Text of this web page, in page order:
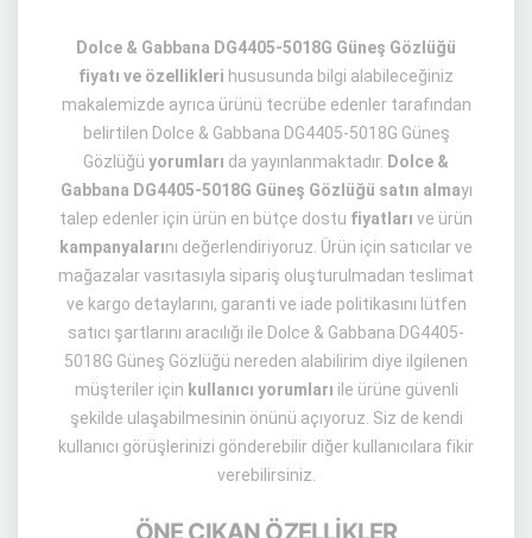
Dolce & Gabbana DG4405-5018G Güneş Gözlüğü
fiyatı ve özellikleri hususunda bilgi alabileceğiniz
makalemizde ayrıca ürünü tecrübe edenler tarafından
belirtilen Dolce & Gabbana DG4405-5018G Güneş
Gözlüğü yorumları da yayınlanmaktadır. Dolce &
Gabbana DG4405-5018G Güneş Gözlüğü satın almayı
talep edenler için ürün en bütçe dostu fiyatları ve ürün
kampanyalarını değerlendiriyoruz. Ürün için satıcılar ve
mağazalar vasıtasıyla sipariş oluşturulmadan teslimat
ve kargo detaylarını, garanti ve iade politikasını lütfen
satıcı şartlarını aracılığı ile Dolce & Gabbana DG4405-
5018G Güneş Gözlüğü nereden alabilirim diye ilgilenen
müşteriler için kullanıcı yorumları ile ürüne güvenli
şekilde ulaşabilmesinin önünü açıyoruz. Siz de kendi
kullanıcı görüşlerinizi gönderebilir diğer kullanıcılara fikir
verebilirsiniz.
ÖNE ÇIKAN ÖZELLİKLER